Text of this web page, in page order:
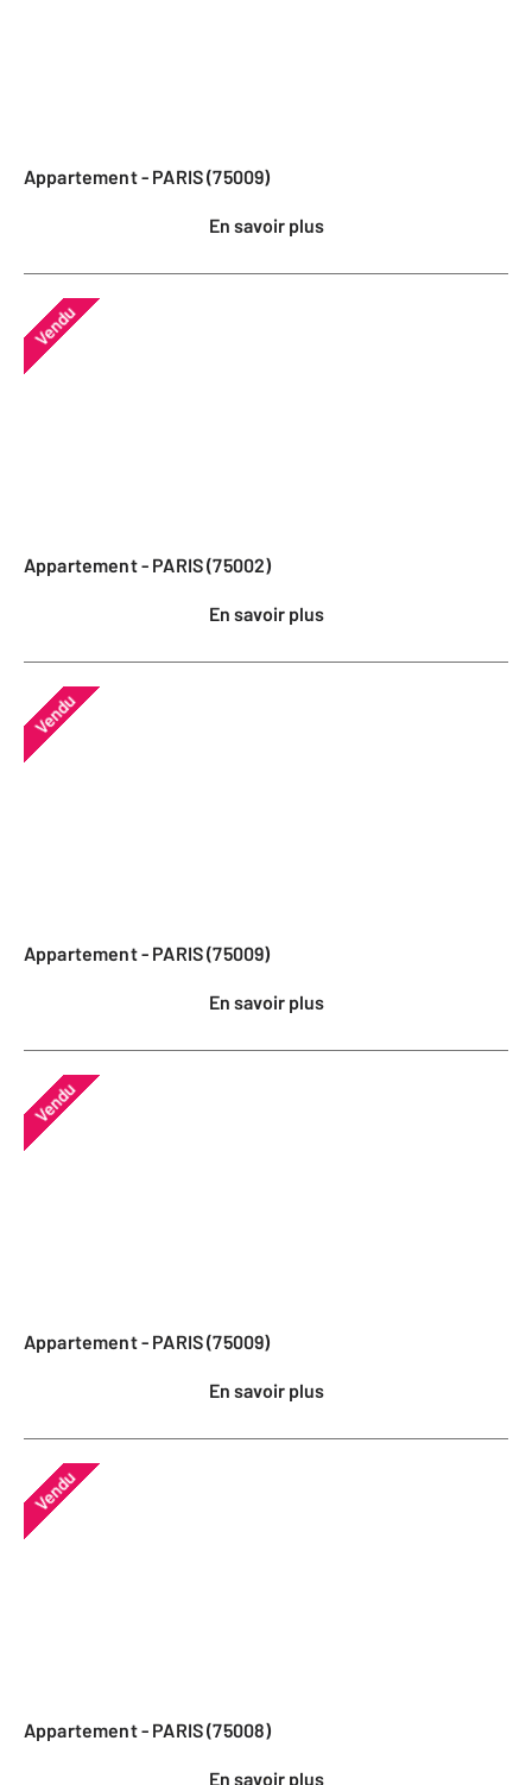
Appartement - PARIS (75009)
En savoir plus
Vendu
Appartement - PARIS (75002)
En savoir plus
Vendu
Appartement - PARIS (75009)
En savoir plus
Vendu
Appartement - PARIS (75009)
En savoir plus
Vendu
Appartement - PARIS (75008)
En savoir plus